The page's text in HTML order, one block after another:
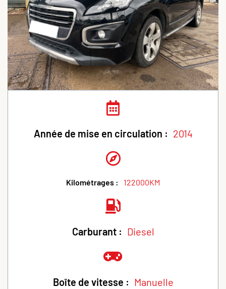
Année de mise en circulation : 2014
Kilométrages : 122000KM
Carburant : Diesel
Boîte de vitesse : Manuelle